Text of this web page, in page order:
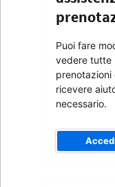
Puoi fare
vedere tutte
prenotazioni
ricevere
necessario.